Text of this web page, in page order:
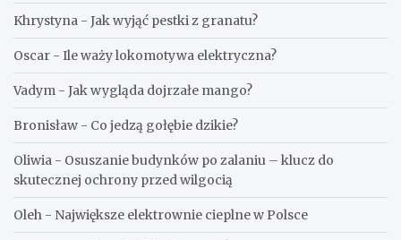
Khrystyna - Jak wyjąć pestki z granatu?
Oscar - Ile waży lokomotywa elektryczna?
Vadym - Jak wygląda dojrzałe mango?
Bronisław - Co jedzą gołębie dzikie?
Oliwia - Osuszanie budynków po zalaniu – klucz do
skutecznej ochrony przed wilgocią
Oleh - Największe elektrownie cieplne w Polsce